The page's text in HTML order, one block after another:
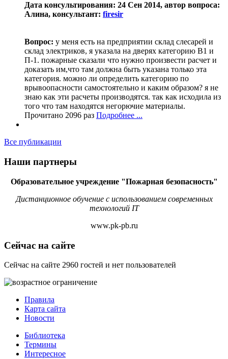
Дата консультирования: 24 Сен 2014, автор вопроса:
Алина, консультант: firesir
Вопрос: у меня есть на предприятии склад слесарей и
склад электриков, я указала на дверях категорию В1 и
П-1. пожарные сказали что нужно произвести расчет и
доказать им,что там должна быть указана только эта
категория. можно ли определить категорию по
врывоопасности самостоятельно и каким образом? я не
знаю как эти расчеты производятся. так как исходила из
того что там находятся негорючие материалы.
Прочитано 2096 раз Подробнее ...
Все публикации
Наши партнеры
Образовательное учреждение "Пожарная безопасность"
Дистанционное обучение с использованием современных
технологий IT
www.pk-pb.ru
Сейчас на сайте
Сейчас на сайте 2960 гостей и нет пользователей
Правила
Карта сайта
Новости
Библиотека
Термины
Интересное